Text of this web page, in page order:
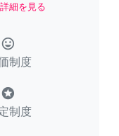
詳細を見る
tag_faces
制度
stars
制度